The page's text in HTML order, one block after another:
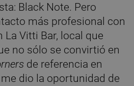
Black Note. Pero
más profesional con
Vitti Bar, local que
no sólo se convirtió en
de referencia en
dio la oportunidad de